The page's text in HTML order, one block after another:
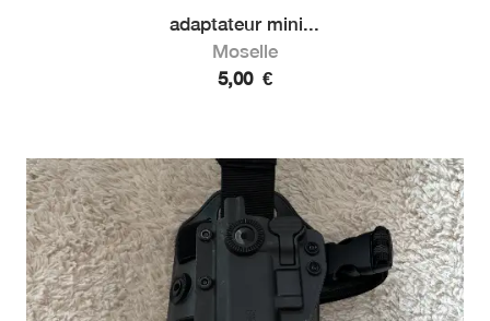
adaptateur mini...
Moselle
5,00 €